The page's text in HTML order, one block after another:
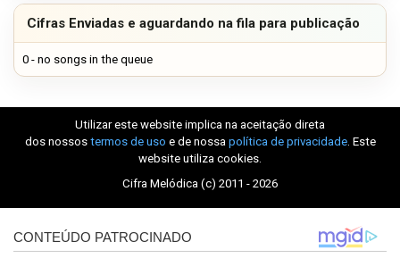
Cifras Enviadas e aguardando na fila para publicação
0 - no songs in the queue
Utilizar este website implica na aceitação direta
dos nossos termos de uso e de nossa política de privacidade. Este
website utiliza cookies.
Cifra Melódica (c) 2011 - 2026